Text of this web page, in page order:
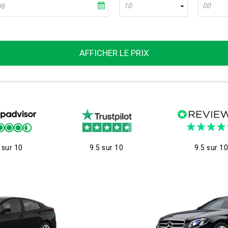
10 00
AFFICHER LE PRIX
10 9.5 sur 10 9.5 sur 10